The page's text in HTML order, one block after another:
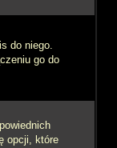
do niego.
go do
opcji, które